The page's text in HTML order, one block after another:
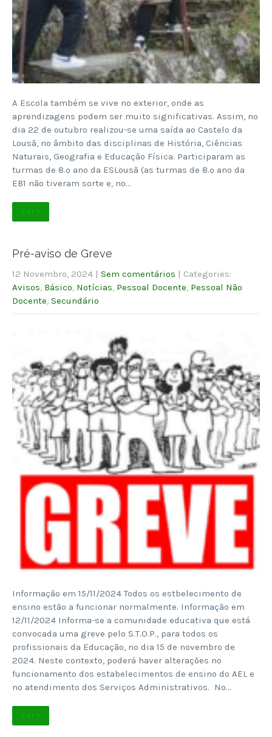
A Escola também se vive no exterior, onde as
aprendizagens podem ser muito significativas. Assim, no
dia 22 de outubro realizou-se uma saída ao Castelo da
Lousã, no âmbito das disciplinas de História, Ciências
Naturais, Geografia e Educação Física. Participaram as
turmas de 8.º ano da ESLousã (as turmas de 8.º ano da
EB1 não tiveram sorte e, no…
Ler +
Pré-aviso de Greve
12 Novembro, 2024 | Sem comentários | Categories:
Avisos Básico Notícias Pessoal Docente Pessoal Não
Docente Secundário
Informação em 15/11/2024 Todos os estbelecimento de
ensino estão a funcionar normalmente. Informação em
12/11/2024 Informa-se a comunidade educativa que está
convocada uma greve pelo S.T.O.P., para todos os
profissionais da Educação, no dia 15 de novembro de
2024. Neste contexto, poderá haver alterações no
funcionamento dos estabelecimentos de ensino do AEL e
no atendimento dos Serviços Administrativos. No…
Ler +